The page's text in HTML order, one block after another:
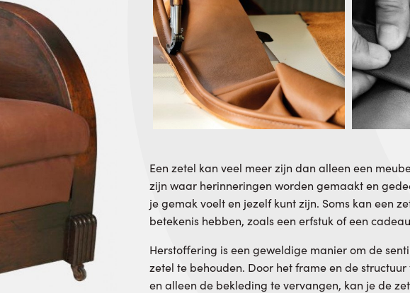
Een zetel kan veel meer zijn dan alleen een
zijn waar herinneringen worden gemaakt en
je gemak voelt en jezelf kunt zijn. Soms kan een
betekenis hebben, zoals een erfstuk of een
Herstoffering is een geweldige manier om de
zetel te behouden. Door het frame en de
en alleen de bekleding te vervangen, kan je de